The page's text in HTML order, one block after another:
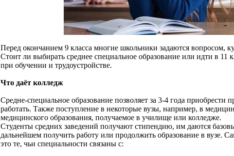
Перед окончанием 9 класса многие школьники задаются вопросом,
Стоит ли выбирать среднее специальное образование или идти в 11
при обучении и трудоустройстве.
Что даёт колледж
Средне-специальное образование позволяет за 3-4 года
работать. Также поступление в некоторые вузы, например, в
медицинского образования, получаемое в училище или колледже.
Студенты средних заведений получают стипендию, им даются
дальнейшем получить работу или продолжить образование в вузе.
это те, чьи специальности связаны с: